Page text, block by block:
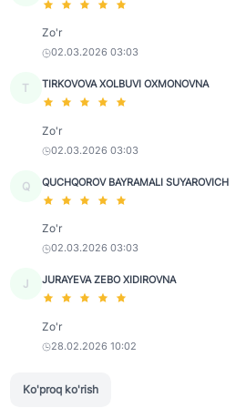
Zo'r
02.03.2026 03:03
T TIRKOVOVA XOLBUVI OXMONOVNA
Zo'r
02.03.2026 03:03
Q QUCHQOROV BAYRAMALI SUYAROVICH
Zo'r
02.03.2026 03:03
J JURAYEVA ZEBO XIDIROVNA
Zo'r
28.02.2026 10:02
Ko'proq ko'rish